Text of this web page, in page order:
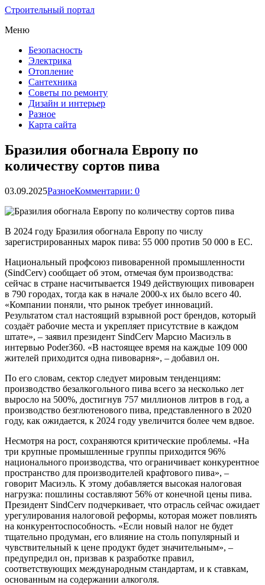
Строительный портал
Меню
Безопасность
Электрика
Отопление
Сантехника
Советы по ремонту
Дизайн и интерьер
Разное
Карта сайта
Бразилия обогнала Европу по
количеству сортов пива
03.09.2025РазноеКомментарии: 0
В 2024 году Бразилия обогнала Европу по числу
зарегистрированных марок пива: 55 000 против 50 000 в ЕС.
Национальный профсоюз пивоваренной промышленности
(SindCerv) сообщает об этом, отмечая бум производства:
сейчас в стране насчитывается 1949 действующих пивоварен
в 790 городах, тогда как в начале 2000-х их было всего 40.
«Компании поняли, что рынок требует инноваций.
Результатом стал настоящий взрывной рост брендов, который
создаёт рабочие места и укрепляет присутствие в каждом
штате», – заявил президент SindCerv Марсио Масиэль в
интервью Poder360. «В настоящее время на каждые 109 000
жителей приходится одна пивоварня», – добавил он.
По его словам, сектор следует мировым тенденциям:
производство безалкогольного пива всего за несколько лет
выросло на 500%, достигнув 757 миллионов литров в год, а
производство безглютенового пива, представленного в 2020
году, как ожидается, к 2024 году увеличится более чем вдвое.
Несмотря на рост, сохраняются критические проблемы. «На
три крупные промышленные группы приходится 96%
национального производства, что ограничивает конкурентное
пространство для производителей крафтового пива», –
говорит Масиэль. К этому добавляется высокая налоговая
нагрузка: пошлины составляют 56% от конечной цены пива.
Президент SindCerv подчеркивает, что отрасль сейчас ожидает
урегулирования налоговой реформы, которая может повлиять
на конкурентоспособность. «Если новый налог не будет
тщательно продуман, его влияние на столь популярный и
чувствительный к цене продукт будет значительным», –
предупредил он, призвав к разработке правил,
соответствующих международным стандартам, и к ставкам,
основанным на содержании алкоголя.